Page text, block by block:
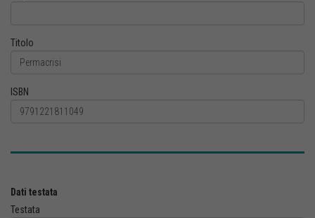
Titolo
ISBN
Dati testata
Testata